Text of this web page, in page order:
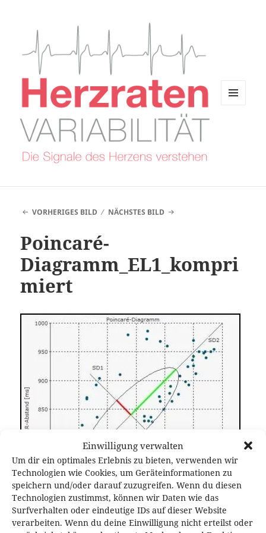
Einwilligung verwalten
Um dir ein optimales Erlebnis zu bieten, verwenden wir
Technologien wie Cookies, um Geräteinformationen zu
speichern und/oder darauf zuzugreifen. Wenn du diesen
Technologien zustimmst, können wir Daten wie das
Surfverhalten oder eindeutige IDs auf dieser Website
verarbeiten. Wenn du deine Einwilligung nicht erteilst oder
VORHERIGES BILD NÄCHSTES BILD
Poincaré-
Diagramm_EL1_kompri
miert